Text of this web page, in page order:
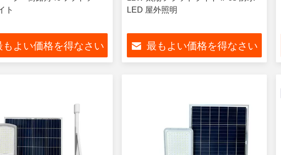
ト
もよい価格を得なさい
LED 屋外照明
最もよい価格を得なさい